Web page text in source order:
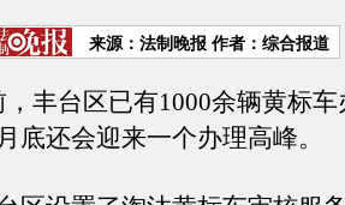
来源： 法制晚报 作者：综合报道
台区已有1000余辆黄标车
底还会迎来一个办理高峰。